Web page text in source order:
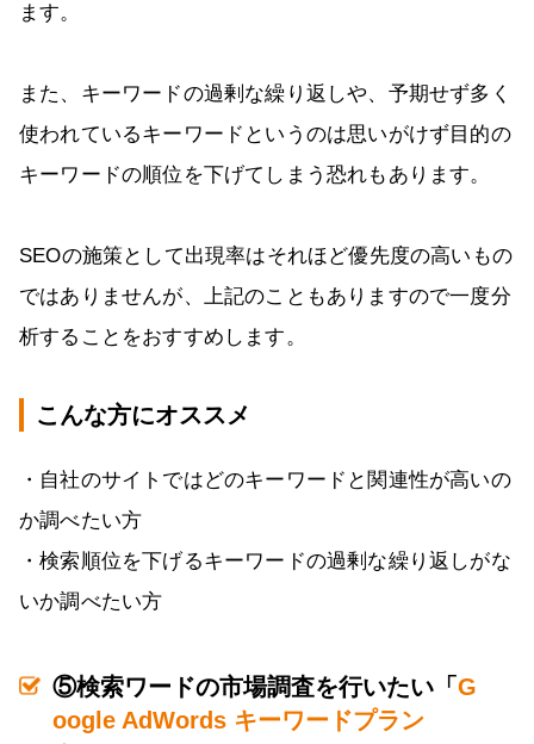
ます。
また、キーワードの過剰な繰り返しや、予期せず多く
使われているキーワードというのは思いがけず目的の
キーワードの順位を下げてしまう恐れもあります。
SEOの施策として出現率はそれほど優先度の高いもの
ではありませんが、上記のこともありますので一度分
析することをおすすめします。
こんな方にオススメ
・自社のサイトではどのキーワードと関連性が高いの
か調べたい方
・検索順位を下げるキーワードの過剰な繰り返しがな
いか調べたい方
⑤検索ワードの市場調査を行いたい「 G
oogle AdWords キーワードプラン